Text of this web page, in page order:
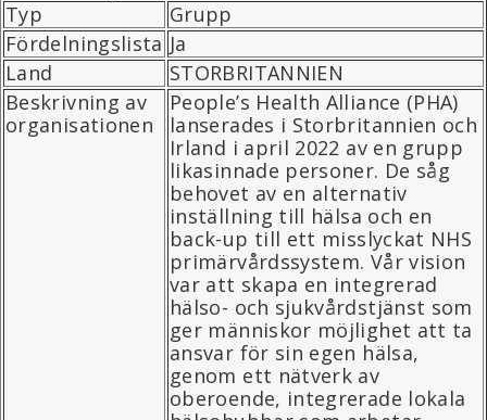
Typ
Grupp
Fördelningslista Ja
Land
STORBRITANNIEN
Beskrivning av
organisationen
People’s Health Alliance (PHA)
lanserades i Storbritannien och
Irland i april 2022 av en grupp
likasinnade personer. De såg
behovet av en alternativ
inställning till hälsa och en
back-up till ett misslyckat NHS
primärvårdssystem. Vår vision
var att skapa en integrerad
hälso- och sjukvårdstjänst som
ger människor möjlighet att ta
ansvar för sin egen hälsa,
genom ett nätverk av
oberoende, integrerade lokala